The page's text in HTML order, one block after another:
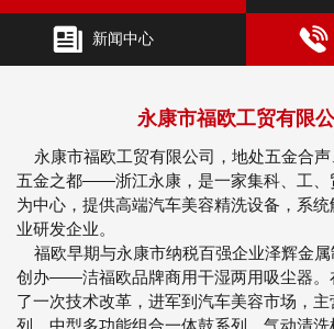
新闻中心
永康市福欧工贸有限
永康市福欧工贸有限公司，地处五金合声
五金之都——浙江永康，是一家集科、工、
为中心，提供高端汽车美容精洗设备，系
业研发企业。
福欧早期与永康市纳税百强企业泽辉金
创办——洁福欧品牌商用干湿两用吸尘器。
了一次技术改革，进军到汽车美容市场，
列、中型多功能组合一体鼓系列、气动清